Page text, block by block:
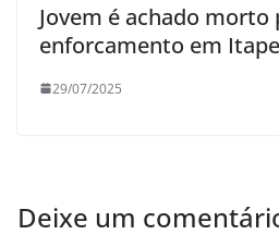
Jovem é achado morto
enforcamento em
29/07/2025
Deixe um